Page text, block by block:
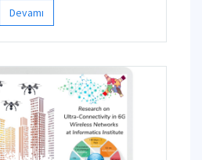
Devamı